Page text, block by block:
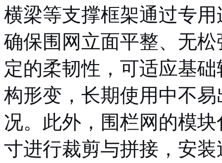
横梁等支撑框架通过专
确保围网立面平整、无
定的柔韧性，可适应基
构形变，长期使用中不
况。此外，围栏网的模
寸进行裁剪与拼接，安